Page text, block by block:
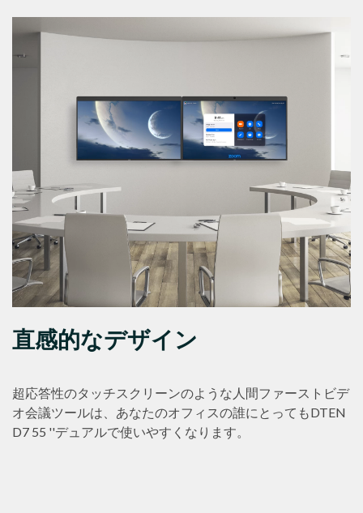
直感的なデザイン
超応答性のタッチスクリーンのような人間ファーストビデ
オ会議ツールは、あなたのオフィスの誰にとってもDTEN
D7 55 ''デュアルで使いやすくなります。